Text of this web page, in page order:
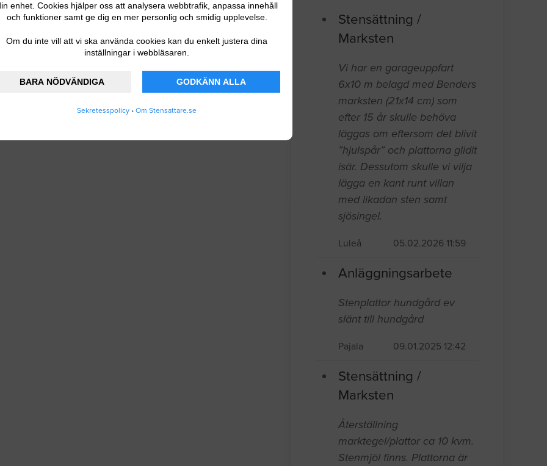
enhet. Cookies hjälper oss att analysera webbtrafik, anpassa innehåll
och funktioner samt ge dig en mer personlig och smidig upplevelse.
Om du inte vill att vi ska använda cookies kan du enkelt justera dina
inställningar i webbläsaren.
BARA NÖDVÄNDIGA GODKÄNN ALLA
Sekretesspolicy • Om Stensattare.se
Stensättning /
Marksten
Vi har en garageuppfart
6x10 m belagd med Benders
marksten (21x14 cm) som
efter 15 år skulle behöva
läggas om eftersom det blivit
”hjulspår” och plattorna glidit
isär. Dessutom skulle vi vilja
lägga en kant runt villan
med likadan sten samt
sjösingel.
Luleå 05.02.2026 11:59
Anläggningsarbete
Stenplattor hundgård ev
slänt till hundgård
Pajala 09.01.2025 12:42
Stensättning /
Marksten
Återställning
marktegel/plattor ca 10 kvm.
Stenmjöl finns. Plattorna är